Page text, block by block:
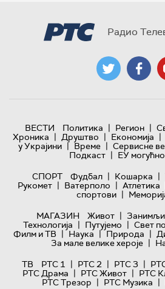
Радио
ВЕСТИ Политика | Регион |
Хроника | Друштво | Економија |
у Украјини | Време | Сервисне
Подкаст | ЕУ
СПОРТ
Фудбал | Кошарка |
Рукомет | Ватерполо | Атлетика
спортови |
МАГАЗИН
Живот |
Технологијa | Путујемо | Свет
Филм и ТВ | Наука | Природа |
За мале велике хероје |
ТВ
РТС 1 | РТС 2 | РТС 3 |
РТС Драма | РТС Живот | РТС
РТС Трезор | РТС Музика |